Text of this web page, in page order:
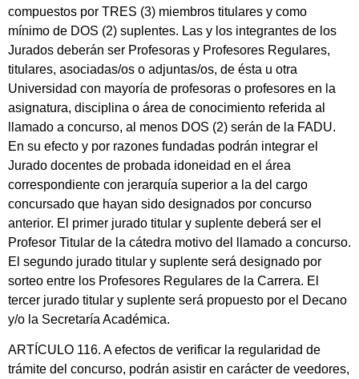
compuestos por TRES (3) miembros titulares y como
mínimo de DOS (2) suplentes. Las y los integrantes de los
Jurados deberán ser Profesoras y Profesores Regulares,
titulares, asociadas/os o adjuntas/os, de ésta u otra
Universidad con mayoría de profesoras o profesores en la
asignatura, disciplina o área de conocimiento referida al
llamado a concurso, al menos DOS (2) serán de la FADU.
En su efecto y por razones fundadas podrán integrar el
Jurado docentes de probada idoneidad en el área
correspondiente con jerarquía superior a la del cargo
concursado que hayan sido designados por concurso
anterior. El primer jurado titular y suplente deberá ser el
Profesor Titular de la cátedra motivo del llamado a concurso.
El segundo jurado titular y suplente será designado por
sorteo entre los Profesores Regulares de la Carrera. El
tercer jurado titular y suplente será propuesto por el Decano
y/o la Secretaría Académica.
ARTÍCULO 116. A efectos de verificar la regularidad de
trámite del concurso, podrán asistir en carácter de veedores,